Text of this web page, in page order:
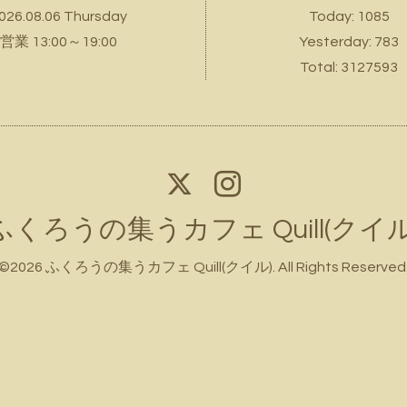
Thursday
営業 13:00～19:00
Today: 1085
Yesterday: 783
Total: 3127593
くろうの集うカフェ Quill(クイ
ふくろうの集うカフェ Quill(クイル) . All Rights